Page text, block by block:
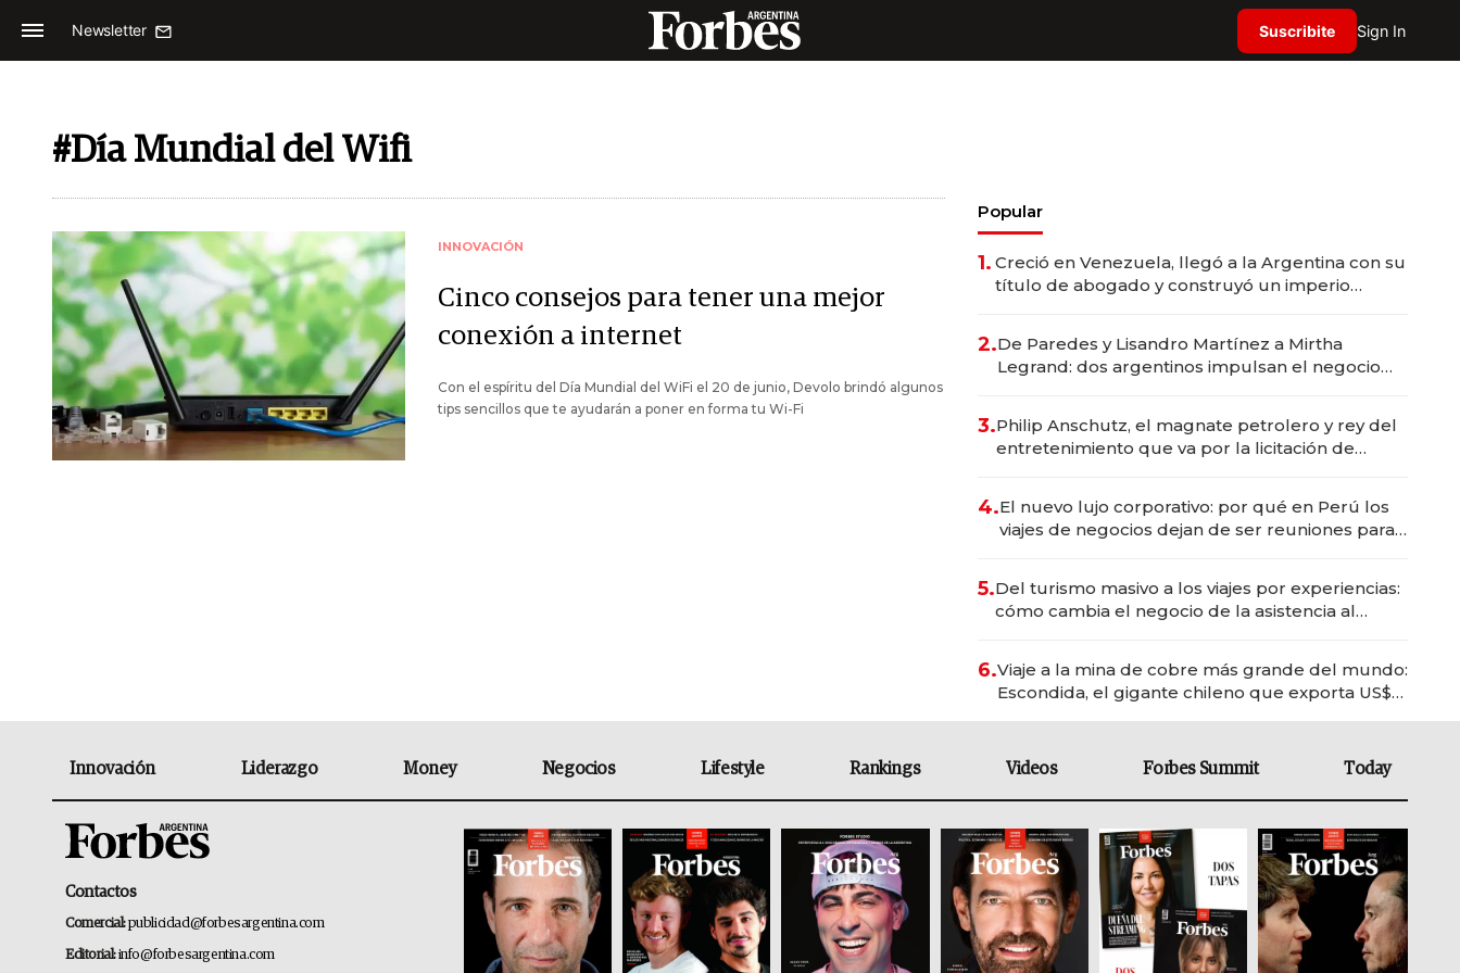
Newsletter Suscribite Sign In
#Día Mundial del Wifi
INNOVACIÓN
Cinco consejos para tener una mejor
conexión a internet
Con el espíritu del Día Mundial del WiFi el 20 de junio, Devolo brindó algunos
tips sencillos que te ayudarán a poner en forma tu Wi-Fi
Popular
1. Creció en Venezuela, llegó a la Argentina con su
título de abogado y construyó un imperio
2.De Paredes y Lisandro Martínez a Mirtha
Legrand: dos argentinos impulsan el negocio
3.Philip Anschutz, el magnate petrolero y rey del
entretenimiento que va por la licitación de
4.El nuevo lujo corporativo: por qué en Perú los
viajes de negocios dejan de ser reuniones para
5.Del turismo masivo a los viajes por experiencias:
cómo cambia el negocio de la asistencia al
6.Viaje a la mina de cobre más grande del mundo:
Escondida, el gigante chileno que exporta US$
Innovación Liderazgo Money Negocios Lifestyle Rankings Videos Forbes Summit Today
Contactos
Comercial:publicidad@forbesargentina.com
Editorial:info@forbesargentina.com